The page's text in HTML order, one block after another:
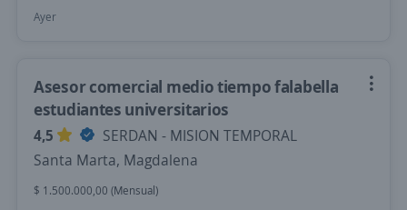
Ayer
Asesor comercial medio tiempo falabella
estudiantes universitarios
4,5
SERDAN - MISION TEMPORAL
Santa Marta, Magdalena
$ 1.500.000,00 (Mensual)